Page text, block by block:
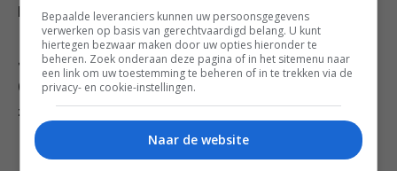
het paneermeel en frituur ze 5-5 minuten op 170ᵒC.
Je hoeft de knödels niet te frituren, je kunt ze ook
(ongeveer) 10 minuten koken in zout water op een
zacht vuurtje.
Bepaalde leveranciers kunnen uw persoonsgegevens
verwerken op basis van gerechtvaardigd belang. U kunt
hiertegen bezwaar maken door uw opties hieronder te
beheren. Zoek onderaan deze pagina of in het sitemenu naar
een link om uw toestemming te beheren of in te trekken via de
privacy- en cookie-instellingen.
Naar de website